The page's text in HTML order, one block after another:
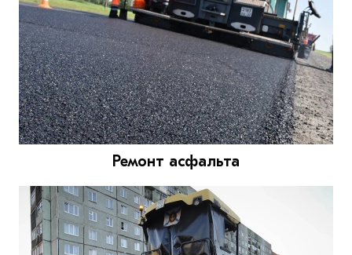
Ремонт асфальта